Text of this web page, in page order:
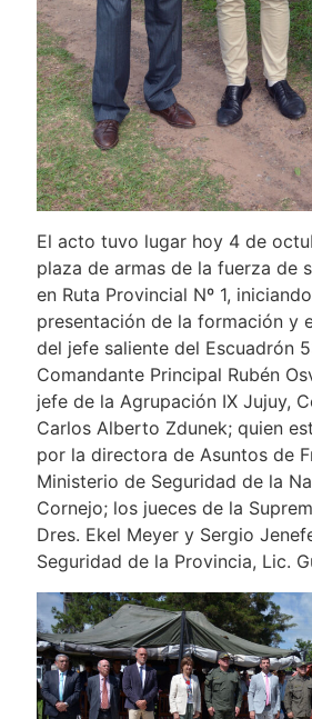
El acto tuvo lugar hoy 4 de
plaza de armas de la fuerza de
en Ruta Provincial Nº 1,
presentación de la formación y
del jefe saliente del Escuadrón
Comandante Principal Rubén
jefe de la Agrupación IX Jujuy,
Carlos Alberto Zdunek; quien
por la directora de Asuntos de
Ministerio de Seguridad de la
Cornejo; los jueces de la
Dres. Ekel Meyer y Sergio
Seguridad de la Provincia, Lic.